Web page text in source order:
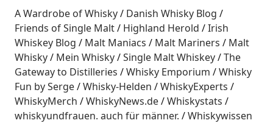
A Wardrobe of Whisky
Danish Whisky Blog
Friends of Single Malt
Highland Herold
Irish
Whiskey Blog
Malt Maniacs Malt Mariners
Malt
Whisky
Mein Whisky Single Malt Whiskey
The
Gateway to Distilleries
Whisky Emporium
Whisky
Fun by Serge
Whisky-Helden
WhiskyExperts
WhiskyMerch
WhiskyNews.de
Whiskystats
whiskyundfrauen. auch für männer.
Whiskywissen